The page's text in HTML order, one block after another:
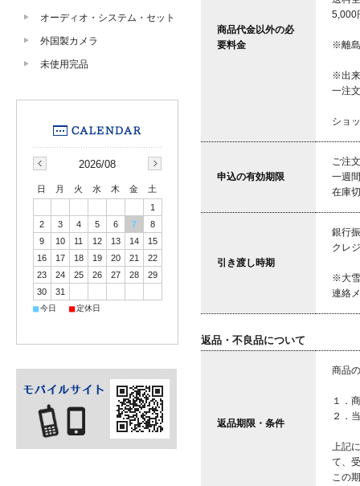
商品代金以外の必
要料金
5,000
※離島
※出来
一注
ショ
申込の有効期限
ご注
一週
在庫
引き渡し時期
銀行
クレ
※大雪
連絡
返品・不良品について
返品期限・条件
商品
１．
２．
上記
て、
この
オーディオ・システム・セット
外国製カメラ
未使用完品
2026/08
日 月 火 水 木 金
土
1
2
3 4 5 6 7
8
9
10 11 12 13 14
15
16
17 18 19 20 21
22
23
24 25 26 27 28
29
30
31
■今日 ■定休日